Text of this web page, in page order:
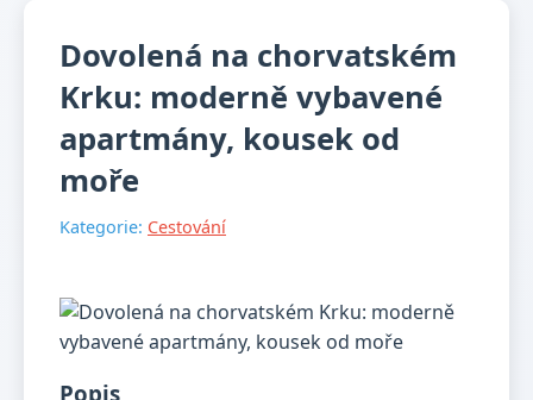
Dovolená na chorvatském
Krku: moderně vybavené
apartmány, kousek od
moře
Kategorie: Cestování
Popis